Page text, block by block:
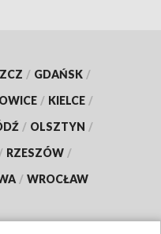
/ GDAŃSK /
/ KIELCE /
/ OLSZTYN /
/ RZESZÓW /
/ WROCŁAW